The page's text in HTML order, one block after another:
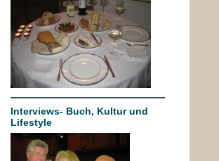
Interviews- Buch, Kultur und
Lifestyle